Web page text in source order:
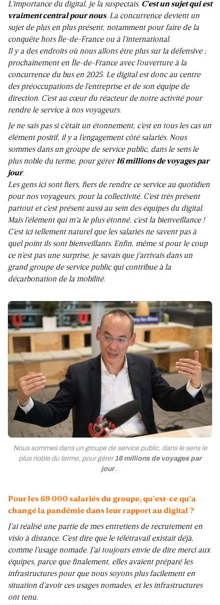
L’importance du digital, je la suspectais. C’est un sujet qui est
vraiment central pour nous. La concurrence devient un
sujet de plus en plus présent, notamment pour faire de la
conquête hors Île-de-France ou à l’international.
Il y a des endroits où nous allons être plus sur la défensive ;
prochainement en Île-de-France avec l’ouverture à la
concurrence du bus en 2025. Le digital est donc au centre
des préoccupations de l’entreprise et de son équipe de
direction. C’est au cœur du réacteur de notre activité pour
rendre le service à nos voyageurs.
Je ne sais pas si c’était un étonnement, c’est en tous les cas un
élément positif, il y a l’engagement côté salariés. Nous
sommes dans un groupe de service public, dans le sens le
plus noble du terme, pour gérer16 millions de voyages par
jour.
Les gens ici sont fiers, fiers de rendre ce service au quotidien
pour nos voyageurs, pour la collectivité. C’est très présent
partout et c’est présent aussi au sein des équipes du digital.
Mais l’élément qui m’a le plus étonné, c’est la bienveillance !
C’est ici tellement naturel que les salariés ne savent pas à
quel point ils sont bienveillants. Enfin, même si pour le coup
ce n’est pas une surprise, je savais que j’arrivais dans un
grand groupe de service public qui contribue à la
décarbonation de la mobilité.
Nous sommes dans un groupe de service public, dans le sens le
plus noble du terme, pour gérer16 millions de voyages par
jour...
Pour les 69 000 salariés du groupe, qu’est-ce qu’a
changé la pandémie dans leur rapport au digital ?
J’ai réalisé une partie de mes entretiens de recrutement en
visio à distance. C’est dire que le télétravail existait déjà,
comme l’usage nomade. J’ai toujours envie de dire merci aux
équipes, parce que finalement, elles avaient préparé les
infrastructures pour que nous soyons plus facilement en
situation d’avoir ces usages nomades, et les infrastructures
ont tenu.